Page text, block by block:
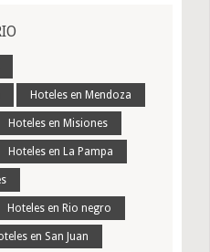
Hoteles en Mendoza
Hoteles en Misiones
Hoteles en La Pampa
Hoteles en Rio negro
en San Juan